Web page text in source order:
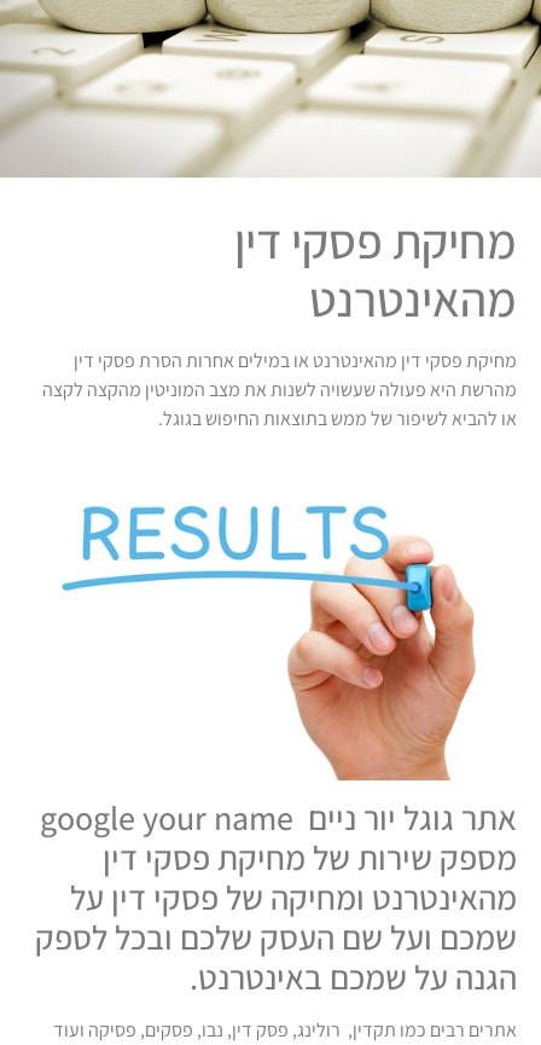
מחיקת פסקי דין
מהאינטרנט
מחיקת פסקי דין מהאינטרנט או במילים אחרות הסרת פסקי דין
מהרשת היא פעולה שעשויה לשנות את מצב המוניטין מהקצה לקצה
או להביא לשיפור של ממש בתוצאות החיפוש בגוגל.
אתר גוגל יור ניים google your name
מספק שירות של מחיקת פסקי דין
מהאינטרנט ומחיקה של פסקי דין על
שמכם ועל שם העסק שלכם ובכל לספק
הגנה על שמכם באינטרנט.
אתרים רבים כמו תקדין, רולינג, פסק דין, נבו, פסקים, פסיקה ועוד